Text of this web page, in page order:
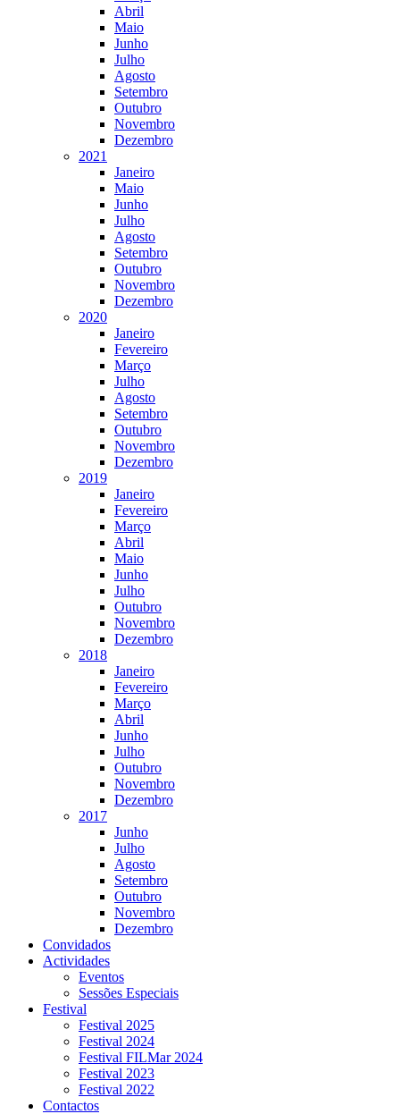
Abril
Maio
Junho
Julho
Agosto
Setembro
Outubro
Novembro
Dezembro
2021
Janeiro
Maio
Junho
Julho
Agosto
Setembro
Outubro
Novembro
Dezembro
2020
Janeiro
Fevereiro
Março
Julho
Agosto
Setembro
Outubro
Novembro
Dezembro
2019
Janeiro
Fevereiro
Março
Abril
Maio
Junho
Julho
Outubro
Novembro
Dezembro
2018
Janeiro
Fevereiro
Março
Abril
Junho
Julho
Outubro
Novembro
Dezembro
2017
Junho
Julho
Agosto
Setembro
Outubro
Novembro
Dezembro
Convidados
Actividades
Eventos
Sessões Especiais
Festival
Festival 2025
Festival 2024
Festival FILMar 2024
Festival 2023
Festival 2022
Contactos